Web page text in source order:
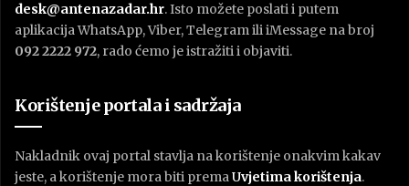
desk@antenazadar.hr. Isto možete poslati i putem
aplikacija WhatsApp, Viber, Telegram ili iMessage na broj
092 2222 972, rado ćemo je istražiti i objaviti.
Korištenje portala i sadržaja
Nakladnik ovaj portal stavlja na korištenje onakvim kakav
jeste, a korištenje mora biti premaUvjetima korištenja.